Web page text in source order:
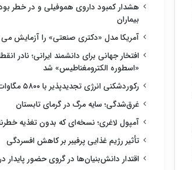
هشدار کمبود داروی هموفیلی و در خطر
بیماران
آمریکا مدل «دکتری صنعتی» را آزمایش می
افتخار جهانی برای دانشمند ایرانی؛ نادر
«اسطوره الکترومغناطیس» شد
رکوردشکنی انرژی تجدیدپذیر با ۵۸۰۰ مگاوات برق
غرق‌شدگی؛ سایه مرگ در گرمای تابستان
آمپول لاغری؛ نسخه‌ای که بدون تغذیه
تأثیر رژیم غذایی پرفیبر بر کاهش افسردگی
اقتدار دانش‌بنیان‌ها در گروی حضور پایدار در